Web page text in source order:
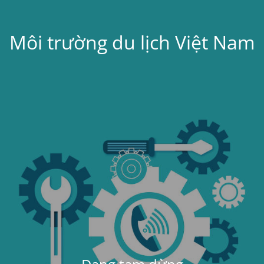
Môi trường du lịch Việt Nam